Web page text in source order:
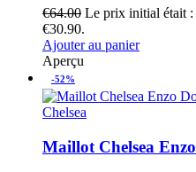
€64.00 Le prix initial était :
€30.90.
Ajouter au panier
Aperçu
-52%
Chelsea
Maillot Chelsea